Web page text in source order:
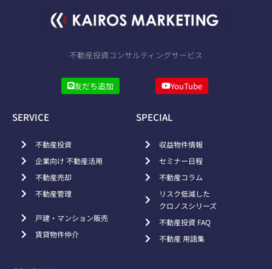
不動産投資コンサルティングサービス
友だち追加 YouTube
SERVICE
不動産投資
企業向け 不動産活用
不動産売却
不動産管理
戸建・マンション販売
賃貸物件仲介
SPECIAL
収益物件情報
セミナー日程
不動産コラム
リスク低減した
クロノスシリーズ
不動産投資 FAQ
不動産 用語集